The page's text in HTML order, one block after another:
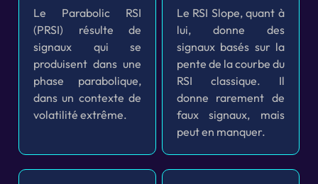
Le Parabolic RSI
(PRSI) résulte de
signaux qui se
produisent dans une
phase parabolique,
dans un contexte de
volatilité extrême.
Le RSI Slope, quant à
lui, donne des
signaux basés sur la
pente de la courbe du
RSI classique. Il
donne rarement de
faux signaux, mais
peut en manquer.